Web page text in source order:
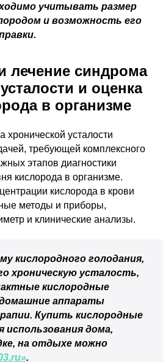
учитывать размер
и возможность его
лечение синдрома
и оценка
в организме
хронической усталости
требующей комплексного
этапов диагностики
кислорода в организме.
кислорода в крови
методы и приборы,
и клинические анализы.
кислородного голодания,
хроническую усталость,
кислородные
аппараты
Купить кислородные
использования дома,
на отдыхе можно
.
КЛИЕНТА
вопросы
компании